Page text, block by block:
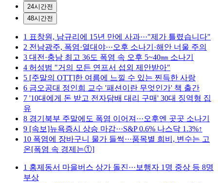
24시간전
48시간전
1 표창원, 남규리에 15년 만에 사과···"제가 틀렸습니다"
2 전남광주, 폭염·열대야···오후 소나기·해안 너울 주의
3 대전·충남 최고 36도 폭염 속 오후 5~40㎜ 소나기
4 허성범 "거의 모든 연프서 섭외 제안받아"
5 [주말의 OTT]한 여름에 느낄 수 있는 찐득한 사랑
6 금오공대 정인희 교수 '패션이란 무엇인가' 책 출간
7 '10대에게 돈 받고 전자담배 대리 구매' 30대 징역형 집
유
8 경기북부 주말에도 폭염 이어져···오후엔 곳곳 소나기
9 [속보]뉴욕증시 상승 마감···S&P 0.6% 나스닥 1.3%↑
10 폭염에 장바구니 물가 들썩···품목별 희비, 변수는 고
온[폭염 속 경제는①]
1 홍제동서 마을버스 상가 돌진···보행자 1명 중상 등 8명
부상